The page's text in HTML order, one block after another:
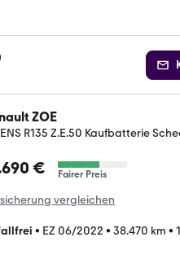
ZOE
R135 Z.E.50 Kaufbatterie
€ Fairer Preis
vergleichen
• EZ 06/2022 • 38.470 km •